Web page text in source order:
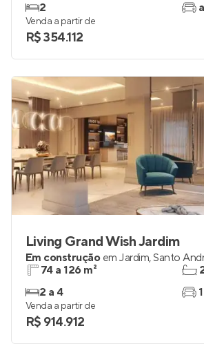
2
Venda a partir de
R$ 354.112
Living Grand Wish Jardim
Em construção em Jardim,Santo
74 a 126 m²
2 a 4
Venda a partir de
R$ 914.912